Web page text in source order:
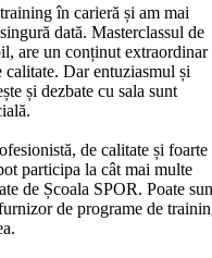
în carieră și am mai
dată. Masterclassul de
are un conținut extraordinar
Dar entuziasmul și
și dezbate cu sala sunt
de calitate și foarte
participa la cât mai multe
de Școala SPOR. Poate
de programe de